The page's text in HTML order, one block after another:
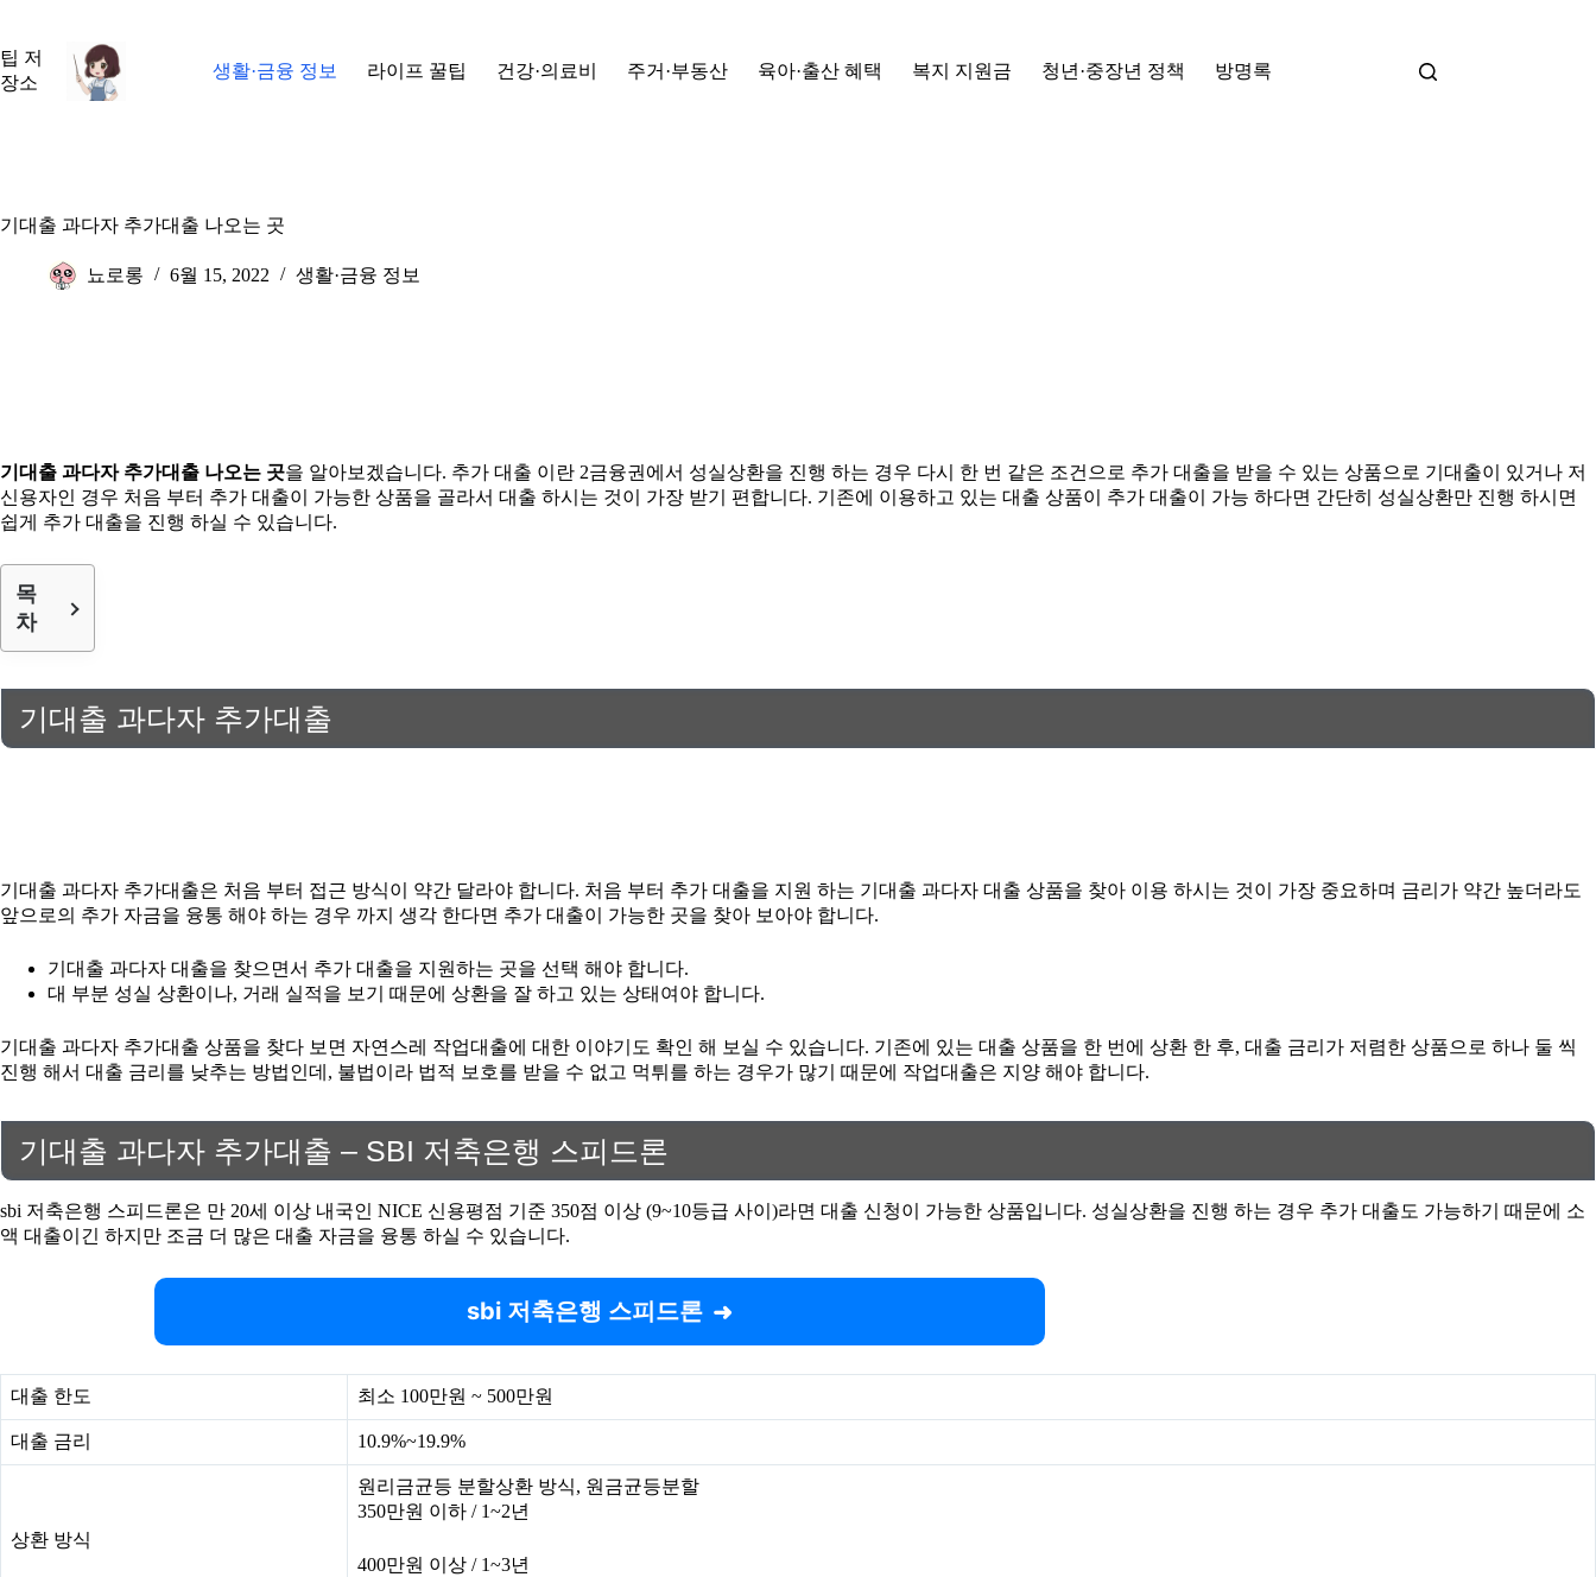
으
로
팁 저
장소
생활·금융 정보 라이프 꿀팁 건강·의료비 주거·부동산 육아·출산 혜택 복지 지원금 청년·중장년 정책 방명록
기대출 과다자 추가대출 나오는 곳
뇨로롱 6월 15, 2022 생활·금융 정보
기대출 과다자 추가대출 나오는 곳을 알아보겠습니다. 추가 대출 이란 2금융권에서 성실상환을 진행 하는 경우 다시 한 번 같은 조건으로 추가 대출을 받을 수 있는 상품으로 기대출이 있거나 저
신용자인 경우 처음 부터 추가 대출이 가능한 상품을 골라서 대출 하시는 것이 가장 받기 편합니다. 기존에 이용하고 있는 대출 상품이 추가 대출이 가능 하다면 간단히 성실상환만 진행 하시면
쉽게 추가 대출을 진행 하실 수 있습니다.
목
차
기대출 과다자 추가대출
기대출 과다자 추가대출은 처음 부터 접근 방식이 약간 달라야 합니다. 처음 부터 추가 대출을 지원 하는 기대출 과다자 대출 상품을 찾아 이용 하시는 것이 가장 중요하며 금리가 약간 높더라도
앞으로의 추가 자금을 융통 해야 하는 경우 까지 생각 한다면 추가 대출이 가능한 곳을 찾아 보아야 합니다.
기대출 과다자 대출을 찾으면서 추가 대출을 지원하는 곳을 선택 해야 합니다.
대 부분 성실 상환이나, 거래 실적을 보기 때문에 상환을 잘 하고 있는 상태여야 합니다.
기대출 과다자 추가대출 상품을 찾다 보면 자연스레 작업대출에 대한 이야기도 확인 해 보실 수 있습니다. 기존에 있는 대출 상품을 한 번에 상환 한 후, 대출 금리가 저렴한 상품으로 하나 둘 씩
진행 해서 대출 금리를 낮추는 방법인데, 불법이라 법적 보호를 받을 수 없고 먹튀를 하는 경우가 많기 때문에 작업대출은 지양 해야 합니다.
기대출 과다자 추가대출 – SBI 저축은행 스피드론
sbi 저축은행 스피드론은 만 20세 이상 내국인 NICE 신용평점 기준 350점 이상 (9~10등급 사이)라면 대출 신청이 가능한 상품입니다. 성실상환을 진행 하는 경우 추가 대출도 가능하기 때문에 소
액 대출이긴 하지만 조금 더 많은 대출 자금을 융통 하실 수 있습니다.
sbi 저축은행 스피드론
대출 한도 최소 100만원 ~ 500만원
대출 금리 10.9%~19.9%
상환 방식
원리금균등 분할상환 방식, 원금균등분할
350만원 이하 / 1~2년
400만원 이상 / 1~3년